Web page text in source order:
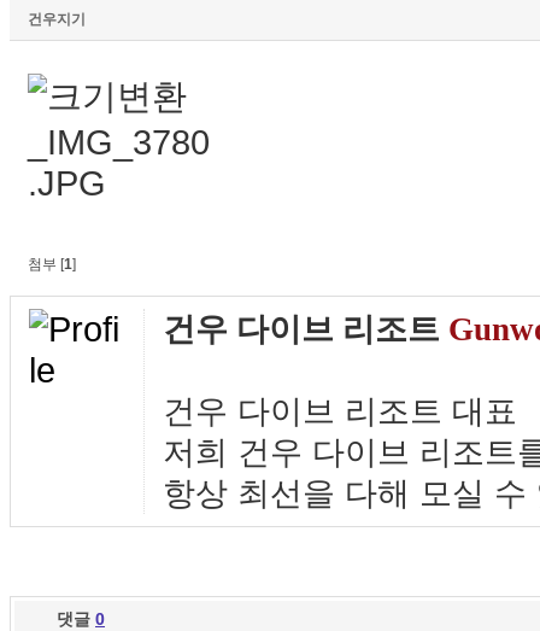
건우지기
첨부 [1]
건우 다이브 리조트
건우 다이브 리조트 대표
저희 건우 다이브 리조트
항상 최선을 다해 모실
댓글 0